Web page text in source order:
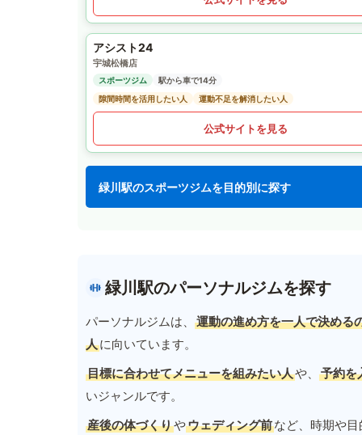
アシスト24
宇城松橋店
スポーツジム
駅から車で14分
隙間時間を活用したい人
運動不足を解消したい人
公式サイトを見る
緑川駅のスポーツジムを目的別に探す
緑川駅のパーソナルジムを探す
パーソナルジムは、
運動の進め方を一人で決める
人に向いています。
目標に合わせてメニューを組みたい人や、
予約を
いジャンルです。
産後の体づくりやウェディング前など、時期や